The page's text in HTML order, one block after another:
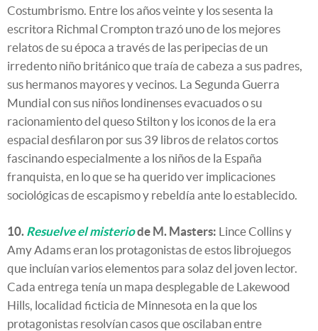
Costumbrismo. Entre los años veinte y los sesenta la
escritora Richmal Crompton trazó uno de los mejores
relatos de su época a través de las peripecias de un
irredento niño británico que traía de cabeza a sus padres,
sus hermanos mayores y vecinos. La Segunda Guerra
Mundial con sus niños londinenses evacuados o su
racionamiento del queso Stilton y los iconos de la era
espacial desfilaron por sus 39 libros de relatos cortos
fascinando especialmente a los niños de la España
franquista, en lo que se ha querido ver implicaciones
sociológicas de escapismo y rebeldía ante lo establecido.
10. Resuelve el misteriode M. Masters: Lince Collins y
Amy Adams eran los protagonistas de estos librojuegos
que incluían varios elementos para solaz del joven lector.
Cada entrega tenía un mapa desplegable de Lakewood
Hills, localidad ficticia de Minnesota en la que los
protagonistas resolvían casos que oscilaban entre